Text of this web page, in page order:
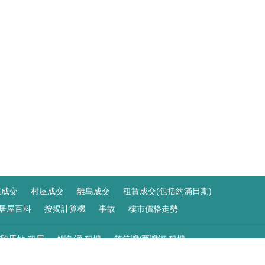
交 村屋成交 離島成交
租賃成交(包括約滿日期)
居屋百科 按揭計算機 事故 樓市價格走勢
馬地 租屋 鰂魚涌 租樓
筲箕灣/西灣河 租樓